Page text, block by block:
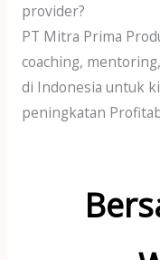
provider?
PT Mitra Prima
coaching,
di Indonesia untuk
peningkatan